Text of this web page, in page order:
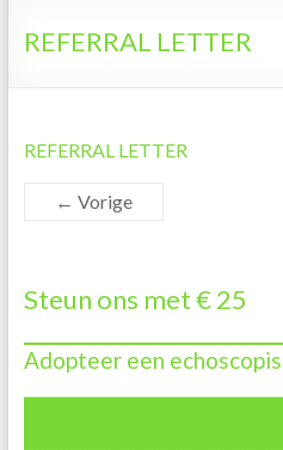
REFERRAL LETTER
REFERRAL LETTER
← Vorige
Steun ons met € 25
Adopteer een